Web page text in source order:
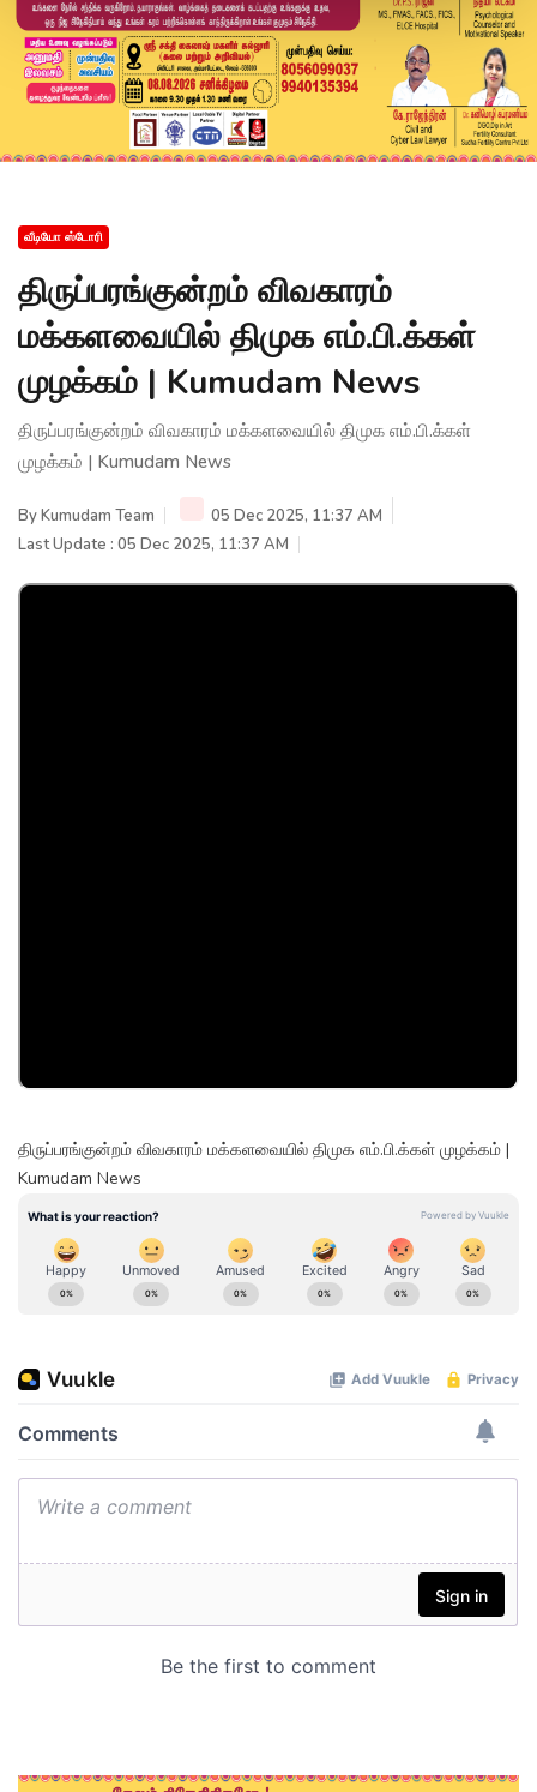
வீடியோ ஸ்டோரி
திருப்பரங்குன்றம் விவகாரம்
மக்களவையில் திமுக எம்.பி.க்கள்
முழக்கம் | Kumudam News
திருப்பரங்குன்றம் விவகாரம் மக்களவையில் திமுக எம்.பி.க்கள்
முழக்கம் | Kumudam News
ByKumudam Team
05 Dec 2025, 11:37 AM
Last Update : 05 Dec 2025, 11:37 AM
திருப்பரங்குன்றம் விவகாரம் மக்களவையில் திமுக எம்.பி.க்கள் முழக்கம் |
Kumudam News